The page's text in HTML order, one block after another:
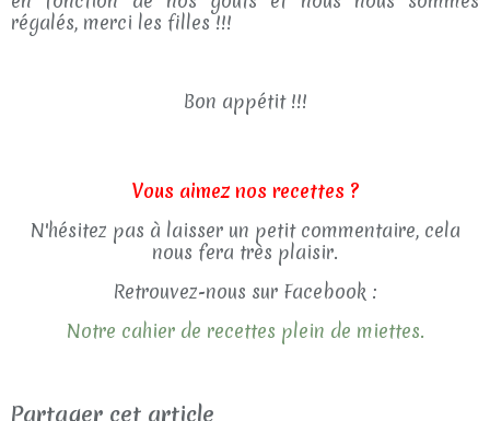
régalés, merci les filles !!!
Bon appétit !!!
Vous aimez nos recettes ?
N'hésitez pas à laisser un petit commentaire, cela
nous fera très plaisir.
Retrouvez-nous sur Facebook :
Notre cahier de recettes plein de miettes.
Partager cet article